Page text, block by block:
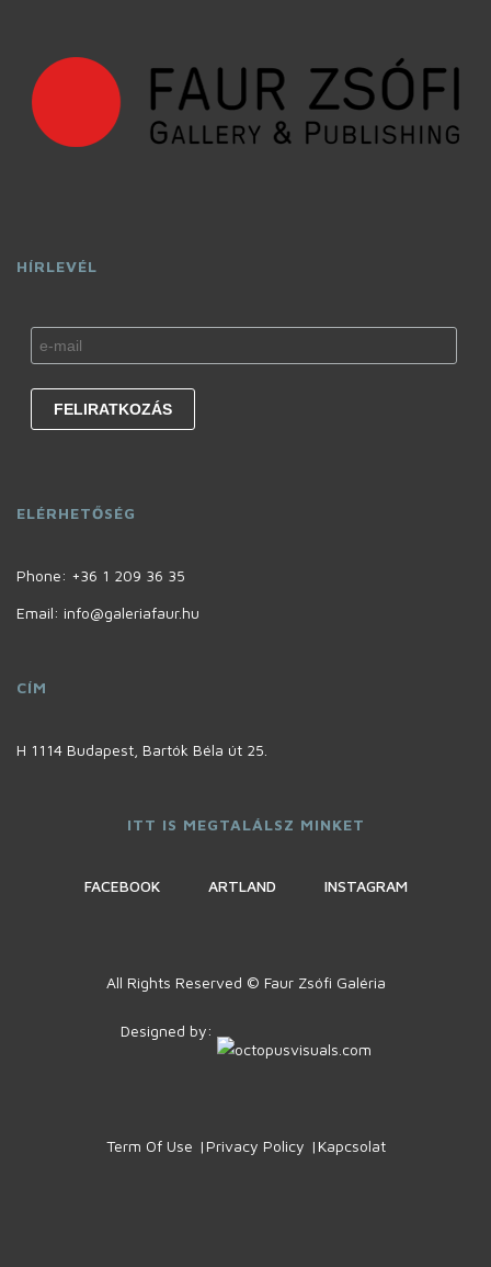
HÍRLEVÉL
ELÉRHETŐSÉG
Phone: +36 1 209 36 35
Email: info@galeriafaur.hu
CÍM
H 1114 Budapest, Bartók Béla út 25.
ITT IS MEGTALÁLSZ MINKET
FACEBOOK ARTLAND INSTAGRAM
All Rights Reserved © Faur Zsófi Galéria
Designed by:
Term Of Use Privacy Policy Kapcsolat